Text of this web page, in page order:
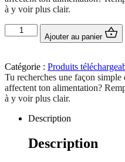
4,95 $.1,95 $.
à y voir plus clair.
quantité
de
+
énergie
à
télécharger
Ajouter au panier
Catégorie : Produits
Tu recherches une façon
affectent ton alimentation?
à y voir plus clair.
Description
Description